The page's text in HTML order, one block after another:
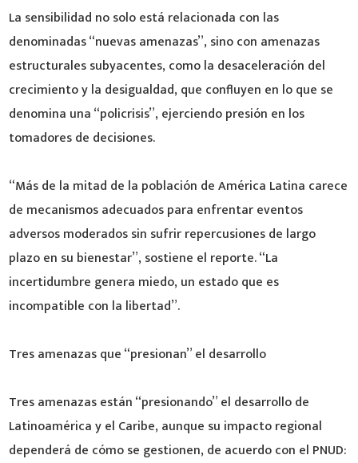
La sensibilidad no solo está relacionada con las
denominadas “nuevas amenazas”, sino con amenazas
estructurales subyacentes, como la desaceleración del
crecimiento y la desigualdad, que confluyen en lo que se
denomina una “policrisis”, ejerciendo presión en los
tomadores de decisiones.
“Más de la mitad de la población de América Latina carece
de mecanismos adecuados para enfrentar eventos
adversos moderados sin sufrir repercusiones de largo
plazo en su bienestar”, sostiene el reporte. “La
incertidumbre genera miedo, un estado que es
incompatible con la libertad”.
Tres amenazas que “presionan” el desarrollo
Tres amenazas están “presionando” el desarrollo de
Latinoamérica y el Caribe, aunque su impacto regional
dependerá de cómo se gestionen, de acuerdo con el PNUD: